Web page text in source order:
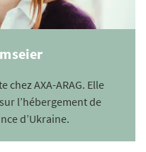
chez AXA-ARAG. Elle
l’hébergement de
d’Ukraine.